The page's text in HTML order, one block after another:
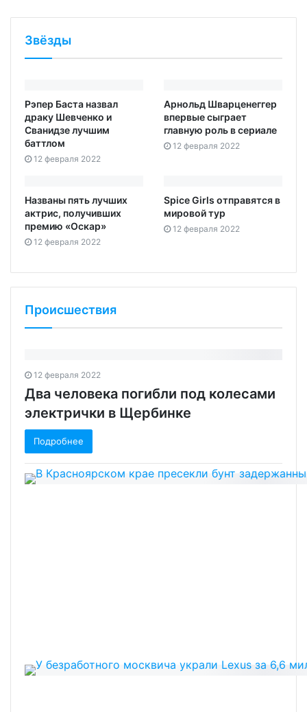
Звёзды
Рэпер Баста назвал
драку Шевченко и
Сванидзе лучшим
баттлом
12 февраля 2022
Арнольд Шварценеггер
впервые сыграет
главную роль в сериале‍
12 февраля 2022
Названы пять лучших
актрис, получивших
премию «Оскар»
12 февраля 2022
Spice Girls отправятся в
мировой тур‍
12 февраля 2022
Происшествия
12 февраля 2022
Два человека погибли под колесами
электрички в Щербинке‍
Подробнее